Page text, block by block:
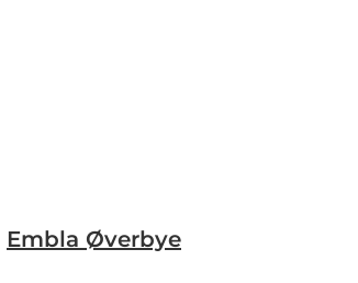
Embla Øverbye